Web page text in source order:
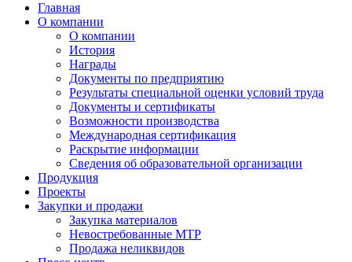
Главная
О компании
О компании
История
Награды
Документы по предприятию
Результаты специальной оценки условий труда
Документы и сертификаты
Возможности производства
Международная сертификация
Раскрытие информации
Сведения об образовательной организации
Продукция
Проекты
Закупки и продажи
Закупка материалов
Невостребованные МТР
Продажа неликвидов